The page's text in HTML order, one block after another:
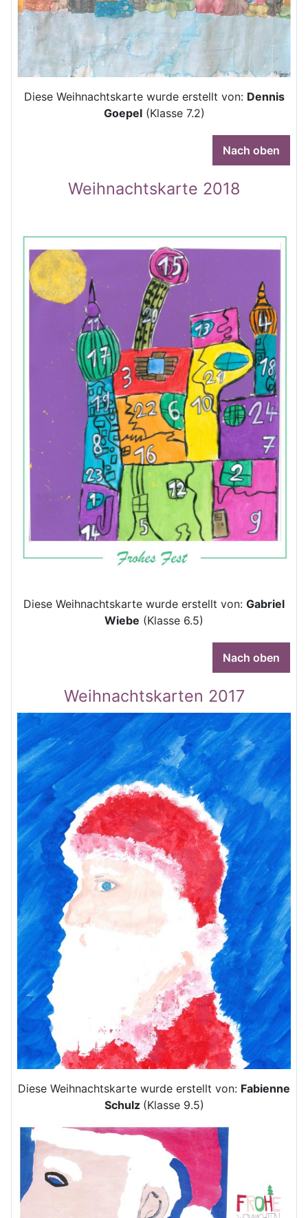
Diese Weihnachtskarte wurde erstellt von: Dennis
Goepel(Klasse 7.2)
Nach oben
Weihnachtskarte 2018
Diese Weihnachtskarte wurde erstellt von: Gabriel
Wiebe (Klasse 6.5)
Nach oben
Weihnachtskarten 2017
Diese Weihnachtskarte wurde erstellt von: Fabienne
Schulz (Klasse 9.5)